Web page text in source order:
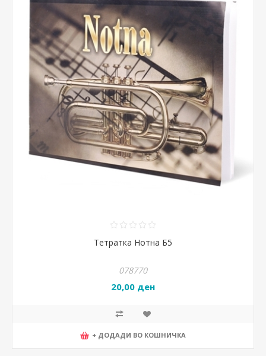
Тетратка Нотна Б5
078770
20,00 ден
+ ДОДАДИ ВО КОШНИЧКА